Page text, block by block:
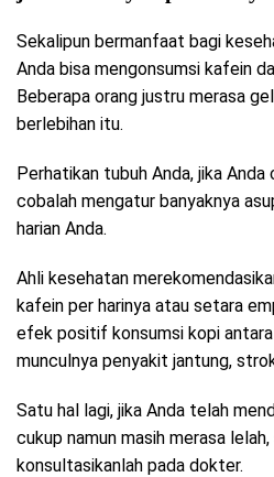
Sekalipun bermanfaat bagi
Anda bisa mengonsumsi kafein
Beberapa orang justru merasa
berlebihan itu.
Perhatikan tubuh Anda, jika
cobalah mengatur banyaknya
harian Anda.
Ahli kesehatan
kafein per harinya atau setara
efek positif konsumsi kopi antara
munculnya penyakit jantung,
Satu hal lagi, jika Anda telah
cukup namun masih merasa
konsultasikanlah pada dokter.